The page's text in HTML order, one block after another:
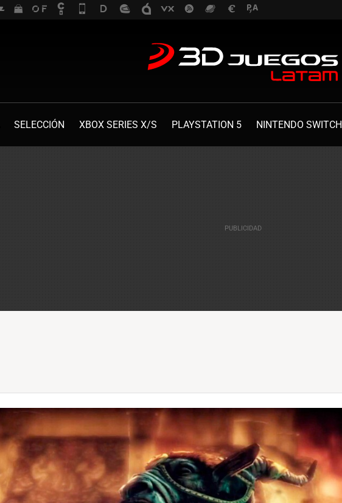
SELECCIÓN XBOX SERIES X/S PLAYSTATION 5 NINTENDO SWITCH